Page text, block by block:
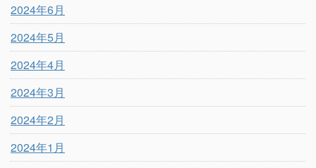
2024年6月
2024年5月
2024年4月
2024年3月
2024年2月
2024年1月